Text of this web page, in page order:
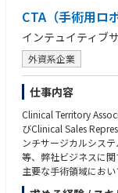
エスカレーション対
・国内テクニカルグ
・US含むサポート部
②稼働装置改善に関す
プロジェクト参加、
価、展開
③次世代装置導入サポ
・立ち上げ、調整、性
・故障対応
・評価サポート：デ
・量産機対応向け準備
等
④その他
機械／装置／設備の
保全、組立、機械加工
検査装置を扱ったご経験
▼ 半導体・製造プロセ
半導体製造装置メー
生産技術、歩留まり
以下いずれかの製品
Deposition（薄膜）
Etching（エッチン
Wet Clean（洗浄）
PLP／パネル加工
▼ 電気・機械・設計
電気・機械図面、回路
CTA（手術用ロ
インテュイティブ
外資系企業
仕事内容
Clinical Territory
びClinical Sales
ンチサージカルシス
等、弊社ビジネスに関
主要な手術領域にお
となるためのトレーニ